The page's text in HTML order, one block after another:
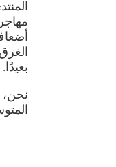
بعيدًا.
نحن،